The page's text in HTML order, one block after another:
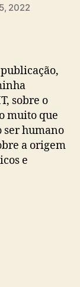
2022
sobre o
muito que
ser humano
a origem
e